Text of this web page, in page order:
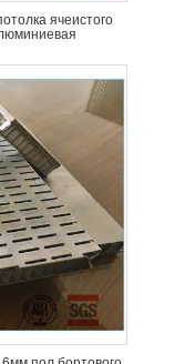
ячеистого